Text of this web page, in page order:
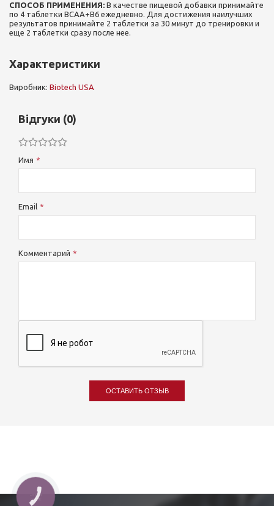
СПОСОБ ПРИМЕНЕНИЯ: В качестве пищевой добавки принимайте
по 4 таблетки BCAA+B6 ежедневно. Для достижения наилучших
результатов принимайте 2 таблетки за 30 минут до тренировки и
еще 2 таблетки сразу после нее.
Характеристики
Виробник: Biotech USA
Відгуки (0)
Имя
Email
Комментарий
ОСТАВИТЬ ОТЗЫВ
КНОПКА
ЗВ'ЯЗКУ